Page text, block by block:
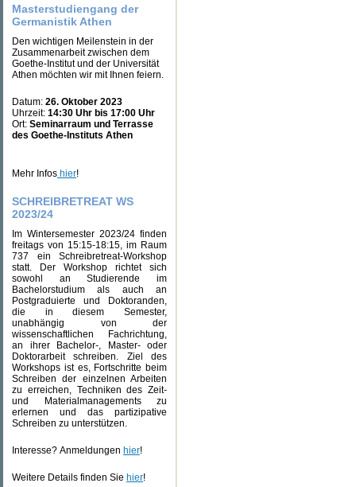
Masterstudiengang der
Germanistik Athen
Den wichtigen Meilenstein in der
Zusammenarbeit zwischen dem
Goethe-Institut und der Universität
Athen möchten wir mit Ihnen feiern.
Datum: 26. Oktober 2023
Uhrzeit: 14:30 Uhr bis 17:00 Uhr
Ort: Seminarraum und Terrasse
des Goethe-Instituts Athen
Mehr Infos hier!
SCHREIBRETREAT WS
2023/24
Im Wintersemester 2023/24 finden
freitags von 15:15-18:15, im Raum
737 ein Schreibretreat-Workshop
statt. Der Workshop richtet sich
sowohl an Studierende im
Bachelorstudium als auch an
Postgraduierte und Doktoranden,
die in diesem Semester,
unabhängig von der
wissenschaftlichen Fachrichtung,
an ihrer Bachelor-, Master- oder
Doktorarbeit schreiben. Ziel des
Workshops ist es, Fortschritte beim
Schreiben der einzelnen Arbeiten
zu erreichen, Techniken des Zeit-
und Materialmanagements zu
erlernen und das partizipative
Schreiben zu unterstützen.
Interesse? Anmeldungen hier!
Weitere Details finden Sie hier!